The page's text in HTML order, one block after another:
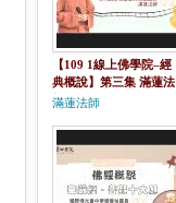
【109 1線上佛學院–經
典概說】第三集 滿蓮法
師
滿蓮法師